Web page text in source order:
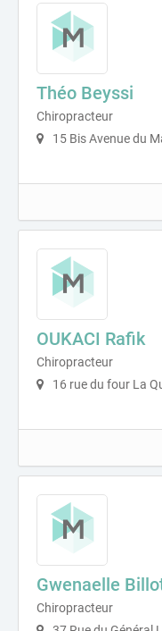
Théo Beyssi
Chiropracteur
15 Bis Avenue du
OUKACI Rafik
Chiropracteur
16 rue du four La
Gwenaelle
Chiropracteur